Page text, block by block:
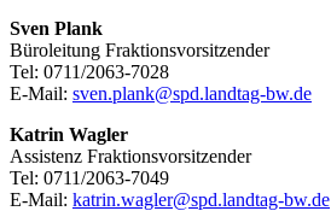
Sven Plank
Büroleitung Fraktionsvorsitzender
Tel: 0711/2063-7028
E-Mail: sven.plank@spd.landtag-bw.de
Katrin Wagler
Assistenz Fraktionsvorsitzender
Tel: 0711/2063-7049
E-Mail: katrin.wagler@spd.landtag-bw.de